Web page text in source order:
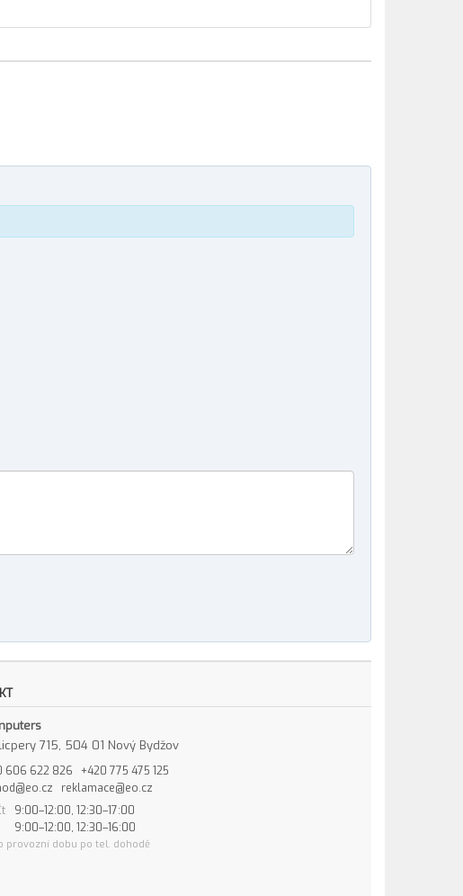
715, 504 01 Nový Bydžov
606 622 826
+420 775 475 125
reklamace@eo.cz
9:00–12:00, 12:30–17:00
9:00–12:00, 12:30–16:00
provozní dobu po tel. dohodě